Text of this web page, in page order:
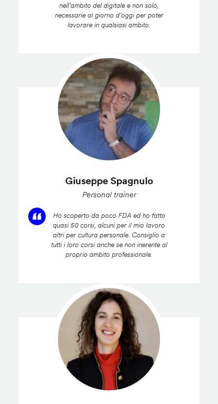
nell’ambito del digitale e non solo,
necessarie al giorno d’oggi per poter
lavorare in qualsiasi ambito.
Giuseppe Spagnulo
Personal trainer
Ho scoperto da poco FDA ed ho fatto
quasi 50 corsi, alcuni per il mio lavoro
altri per cultura personale. Consiglio a
tutti i loro corsi anche se non inerente al
proprio ambito professionale.